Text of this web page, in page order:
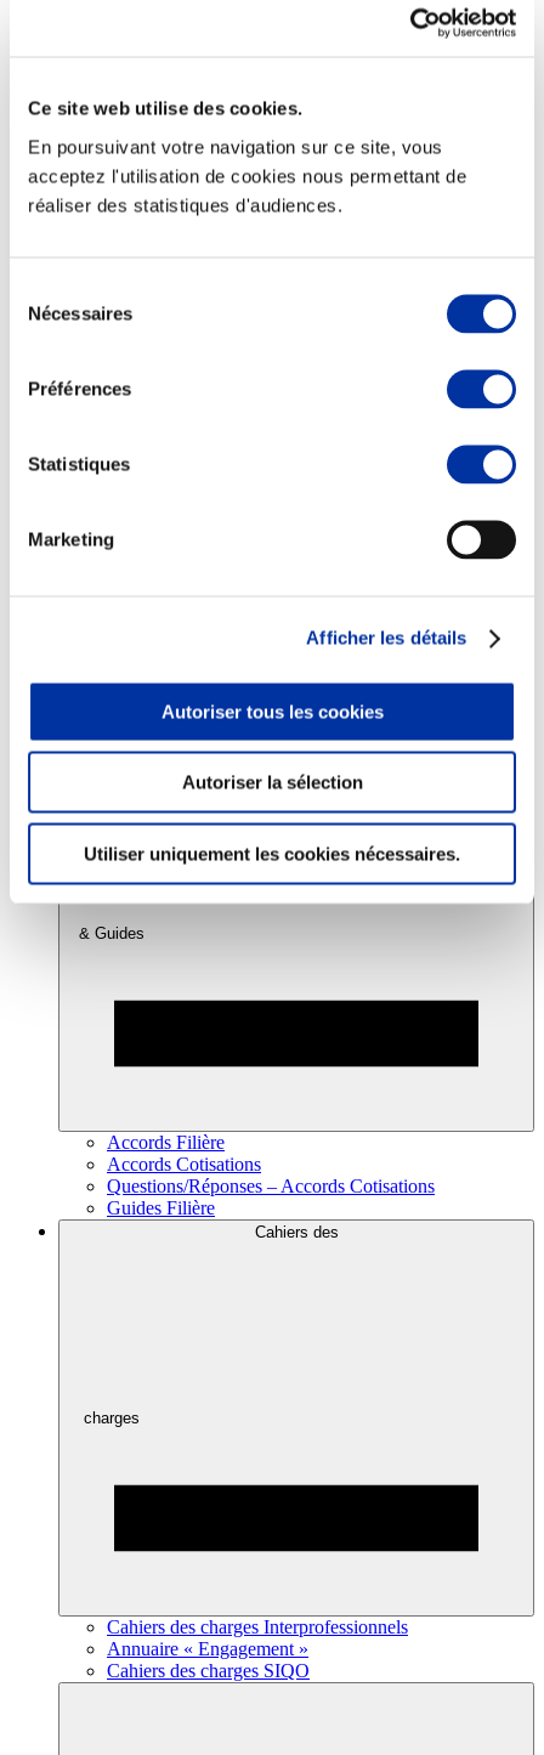
Ce site web utilise des cookies.
En poursuivant votre navigation sur ce site, vous
acceptez l'utilisation de cookies nous permettant de
réaliser des statistiques d'audiences.
Nécessaires
Préférences
Statistiques
Marketing
Afficher les détails
Autoriser tous les cookies
Autoriser la sélection
Utiliser uniquement les cookies nécessaires.
Transport – mise en marché
Abattoir
Partenaire Climat
Alimentation de qualité, raisonnée et durable
Juste rémunération et attractivité des métiers
Info-veille scientifique
Sources d’information
Accords
& Guides
Accords Filière
Accords Cotisations
Questions/Réponses – Accords Cotisations
Guides Filière
Cahiers des
charges
Cahiers des charges Interprofessionnels
Annuaire « Engagement »
Cahiers des charges SIQO